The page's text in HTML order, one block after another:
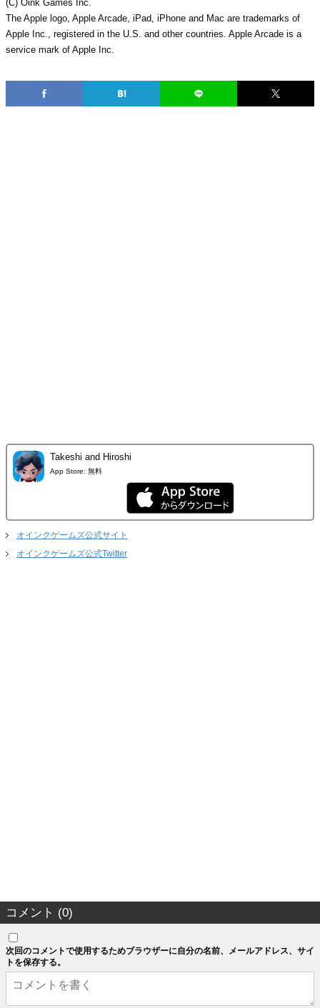
(C) Oink Games Inc.
The Apple logo, Apple Arcade, iPad, iPhone and Mac are trademarks of
Apple Inc., registered in the U.S. and other countries. Apple Arcade is a
service mark of Apple Inc.
Takeshi and Hiroshi
App Store: 無料
オインクゲームズ公式サイト
オインクゲームズ公式Twitter
コメント (0)
次回のコメントで使用するためブラウザーに自分の名前、メールアドレス、サイ
トを保存する。